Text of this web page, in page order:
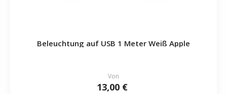
Beleuchtung auf USB 1 Meter Weiß Apple
Von
13,00 €